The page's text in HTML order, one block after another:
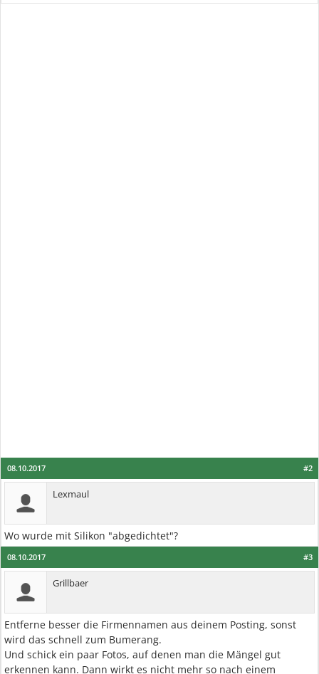
#2
08.10.2017
Lexmaul
Wo wurde mit Silikon "abgedichtet"?
#3
08.10.2017
Grillbaer
Entferne besser die Firmennamen aus deinem Posting, sonst
wird das schnell zum Bumerang.
Und schick ein paar Fotos, auf denen man die Mängel gut
erkennen kann. Dann wirkt es nicht mehr so nach einem